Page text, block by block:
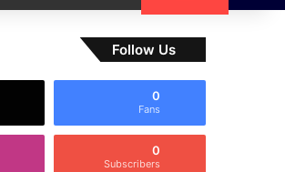
Follow Us
0
Fans
0
Subscribers